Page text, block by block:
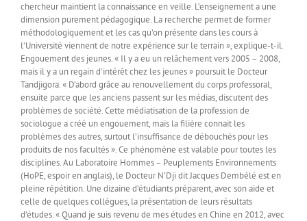
chercheur maintient la connaissance en veille. L’enseignement a une
dimension purement pédagogique. La recherche permet de former
méthodologiquement et les cas qu’on présente dans les cours à
l’Université viennent de notre expérience sur le terrain », explique-t-il.
Engouement des jeunes. « Il y a eu un relâchement vers 2005 – 2008,
mais il y a un regain d’intérêt chez les jeunes » poursuit le Docteur
Tandjigora. « D’abord grâce au renouvellement du corps professoral,
ensuite parce que les anciens passent sur les médias, discutent des
problèmes de société. Cette médiatisation de la profession de
sociologue a créé un engouement, mais la filière connait les
problèmes des autres, surtout l’insuffisance de débouchés pour les
produits de nos facultés ». Ce phénomène est valable pour toutes les
disciplines. Au Laboratoire Hommes – Peuplements Environnements
(HoPE, espoir en anglais), le Docteur N’Dji dit Jacques Dembélé est en
pleine répétition. Une dizaine d’étudiants préparent, avec son aide et
celle de quelques collègues, la présentation de leurs résultats
d’études. « Quand je suis revenu de mes études en Chine en 2012, avec